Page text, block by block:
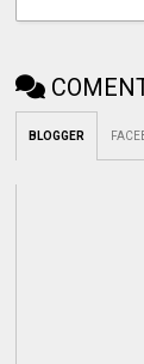
BLOGGER